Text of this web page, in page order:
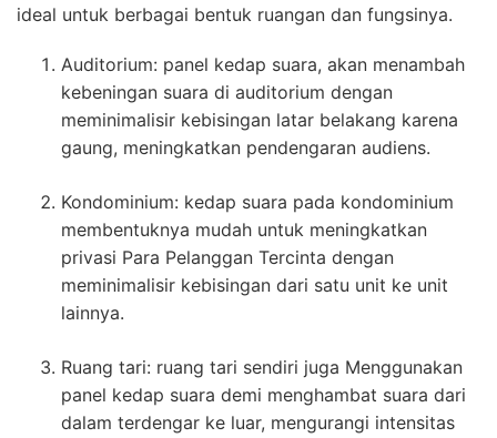
ideal untuk berbagai bentuk ruangan dan fungsinya.
Auditorium: panel kedap suara, akan menambah
kebeningan suara di auditorium dengan
meminimalisir kebisingan latar belakang karena
gaung, meningkatkan pendengaran audiens.
Kondominium: kedap suara pada kondominium
membentuknya mudah untuk meningkatkan
privasi Para Pelanggan Tercinta dengan
meminimalisir kebisingan dari satu unit ke unit
lainnya.
Ruang tari: ruang tari sendiri juga Menggunakan
panel kedap suara demi menghambat suara dari
dalam terdengar ke luar, mengurangi intensitas